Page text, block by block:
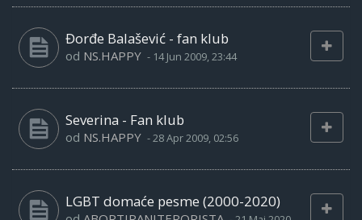
Đorđe Balašević - fan klub
od NS.HAPPY - 14 Jun 2009, 23:44
Severina - Fan klub
od NS.HAPPY -28 Apr 2009, 02:56
LGBT domaće pesme (2000-2020)